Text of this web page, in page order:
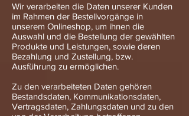
Wir verarbeiten die Daten unserer Kunden
im Rahmen der Bestellvorgänge in
unserem Onlineshop, um ihnen die
Auswahl und die Bestellung der gewählten
Produkte und Leistungen, sowie deren
Bezahlung und Zustellung, bzw.
Ausführung zu ermöglichen.
Zu den verarbeiteten Daten gehören
Bestandsdaten, Kommunikationsdaten,
Vertragsdaten, Zahlungsdaten und zu den